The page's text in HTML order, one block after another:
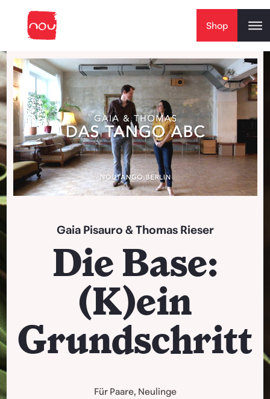
Shop
Play Video
Die Base:
(K)ein
Grundschritt
Gaia Pisauro & Thomas Rieser
Für Paare, Neulinge